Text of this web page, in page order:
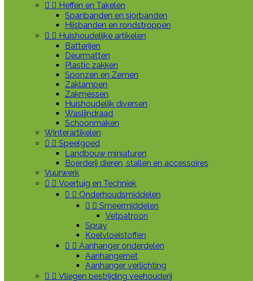
  Heffen en Takelen
Spanbanden en sjorbanden
Hijsbanden en rondstroppen
  Huishoudelijke artikelen
Batterijen
Deurmatten
Plastic zakken
Sponzen en Zemen
Zaklampen
Zakmessen
Huishoudelijk diversen
Waslijndraad
Schoonmaken
Winterartikelen
  Speelgoed
Landbouw miniaturen
Boerderij dieren, stallen en accessoires
Vuurwerk
  Voertuig en Techniek
  Onderhoudsmiddelen
  Smeermiddelen
Vetpatroon
Spray
Koelvloeistoffen
  Aanhanger onderdelen
Aanhangernet
Aanhanger verlichting
  Vliegen bestrijding veehouderij